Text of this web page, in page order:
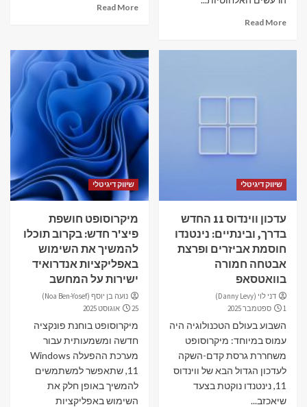
Read More
Read More
שיווק דיגיטלי
עדכון ווינדוס 11 החדש
בדרך, ובינתיים: נינטנדו
חוסמת אביזרים ופרצת
אבטחה חמורה
בוואטסאפ
דני לוי (Danny Levy)
1 ספטמבר 2025
השבוע בעולם הטכנולוגיה היה
עמוס במיוחד: מיקרוסופט
משחררת גרסת קדם-השקה
לעדכון הגדול הבא של ווינדוס
11, נינטנדו נוקטת בצעד
שיאכזב...
שיווק דיגיטלי
מיקרוסופט חושפת
פיצ'ר חדש: בקרוב תוכלו
להמשיך את השימוש
באפליקציות אנדרואיד
ישירות על המחשב
נועה בן יוסף (Noa Ben-Yosef)
25 אוגוסט 2025
מיקרוסופט בוחנת פונקציה
חדשה ומשמעותית עבור
מערכת ההפעלה Windows
11, שתאפשר למשתמשים
להמשיך באופן חלק את
השימוש באפליקציות